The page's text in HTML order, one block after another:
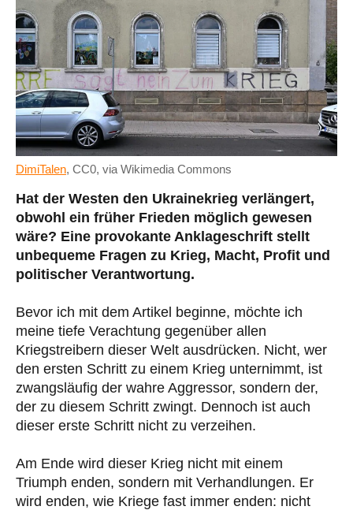
DimiTalen, CC0, via Wikimedia Commons
Hat der Westen den Ukrainekrieg verlängert,
obwohl ein früher Frieden möglich gewesen
wäre? Eine provokante Anklageschrift stellt
unbequeme Fragen zu Krieg, Macht, Profit und
politischer Verantwortung.
Bevor ich mit dem Artikel beginne, möchte ich
meine tiefe Verachtung gegenüber allen
Kriegstreibern dieser Welt ausdrücken. Nicht, wer
den ersten Schritt zu einem Krieg unternimmt, ist
zwangsläufig der wahre Aggressor, sondern der,
der zu diesem Schritt zwingt. Dennoch ist auch
dieser erste Schritt nicht zu verzeihen.
Am Ende wird dieser Krieg nicht mit einem
Triumph enden, sondern mit Verhandlungen. Er
wird enden, wie Kriege fast immer enden: nicht